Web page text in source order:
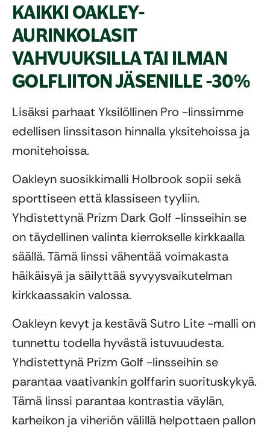
KAIKKI OAKLEY-
AURINKOLASIT
VAHVUUKSILLA TAI ILMAN
GOLFLIITON JÄSENILLE -30%
Lisäksi parhaat Yksilöllinen Pro -linssimme
edellisen linssitason hinnalla yksitehoissa ja
monitehoissa.
Oakleyn suosikkimalli Holbrook sopii sekä
sporttiseen että klassiseen tyyliin.
Yhdistettynä Prizm Dark Golf -linsseihin se
on täydellinen valinta kierrokselle kirkkaalla
säällä. Tämä linssi vähentää voimakasta
häikäisyä ja säilyttää syvyysvaikutelman
kirkkaassakin valossa.
Oakleyn kevyt ja kestävä Sutro Lite -malli on
tunnettu todella hyvästä istuvuudesta.
Yhdistettynä Prizm Golf -linsseihin se
parantaa vaativankin golffarin suorituskykyä.
Tämä linssi parantaa kontrastia väylän,
karheikon ja viheriön välillä helpottaen pallon